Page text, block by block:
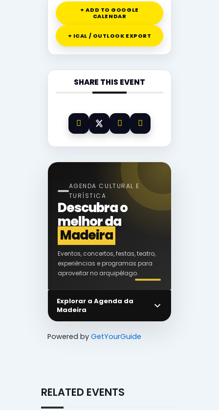
+ ADD TO GOOGLE
CALENDAR
+ ICAL / OUTLOOK EXPORT
SHARE THIS EVENT
AGENDA CULTURAL E
TURÍSTICA
Descubra o
melhor da
Madeira
Eventos, concertos, festas, teatro,
experiências e programas para
aproveitar no arquipélago.
Explorar a Agenda da
Madeira
Powered by GetYourGuide
RELATED EVENTS